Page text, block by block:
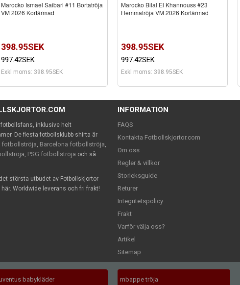
Marocko Ismael Saibari #11 Bortatröja
VM 2026 Kortärmad
398.95SEK
997.42SEK
Exkl moms: 398.95SEK
Marocko Bilal El Khannouss #23
Hemmatröja VM 2026 Kortärmad
398.95SEK
997.42SEK
Exkl moms: 398.95SEK
inklusive helt
De flesta fotbollsklubb shirta är
fotbollströja, Barcelona fotbollströja,
, PSG fotbollströja och så
största utbudet av Fotbollskjortor
här. Worldwide leverans och fri frakt!
INFORMATION
FAQS
Kontakta Fotbollskjortor.com
Om oss
Regler & villkor
Storleksguide
Returer
Integritetspolicy
Frakt
Varför välja oss?
Artikel
Sitemap
babykläder mbappe tröja